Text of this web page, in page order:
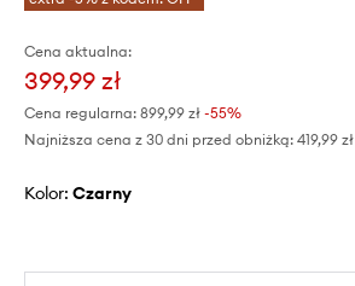
Cena aktualna:
399,99 zł
Cena regularna: 899,99 zł -55%
Najniższa cena z 30 dni przed obniżką: 419,99 zł
Kolor: czarny